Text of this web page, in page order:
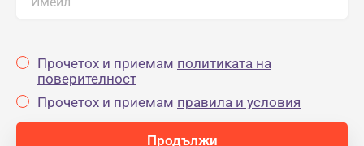
Прочетох и приемам политиката на
поверителност
Прочетох и приемам правила и условия